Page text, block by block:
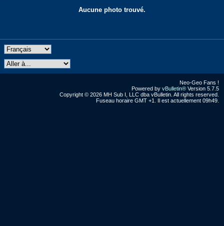
Aucune photo trouvé.
Neo-Geo Fans !
Powered by vBulletin® Version 5.7.5
Copyright © 2026 MH Sub I, LLC dba vBulletin. All rights reserved.
Fuseau horaire GMT +1. Il est actuellement 09h49.